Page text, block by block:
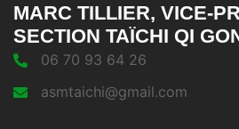
MARC TILLIER, VICE-
SECTION TAÏCHI QI
06 70 93 64 26
asmtaichi@gmail.com